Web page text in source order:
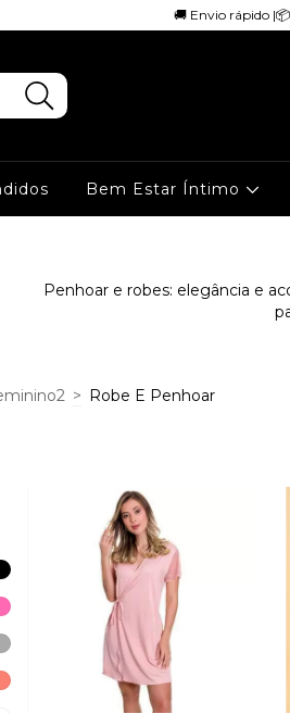
🚚 Envio rápido
Bem Estar Íntimo
Penhoar e robes: elegância e
> Robe E Penhoar